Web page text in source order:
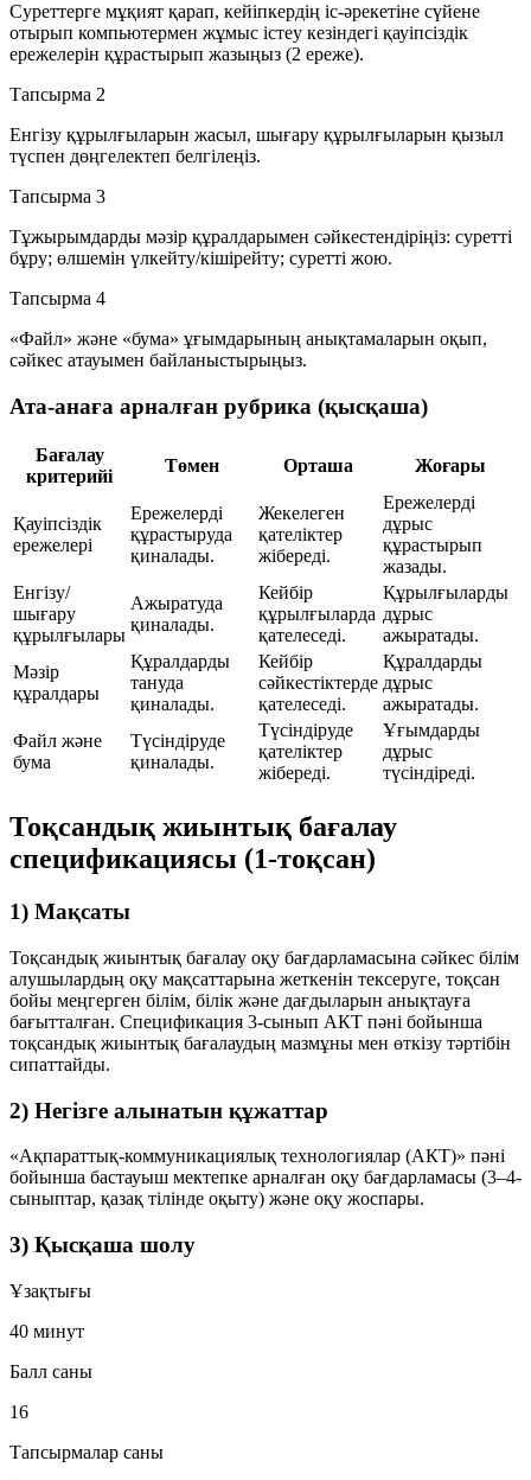
Суреттерге мұқият қарап, кейіпкердің іс-әрекетіне сүйене
отырып компьютермен жұмыс істеу кезіндегі қауіпсіздік
ережелерін құрастырып жазыңыз (2 ереже).
Тапсырма 2
Енгізу құрылғыларын жасыл, шығару құрылғыларын қызыл
түспен дөңгелектеп белгілеңіз.
Тапсырма 3
Тұжырымдарды мәзір құралдарымен сәйкестендіріңіз: суретті
бұру; өлшемін үлкейту/кішірейту; суретті жою.
Тапсырма 4
«Файл» және «бума» ұғымдарының анықтамаларын оқып,
сәйкес атауымен байланыстырыңыз.
Ата-анаға арналған рубрика (қысқаша)
Бағалау
критерийі
Төмен Орташа Жоғары
Қауіпсіздік
ережелері
Ережелерді
құрастыруда
қиналады.
Жекелеген
қателіктер
жібереді.
Ережелерді
дұрыс
құрастырып
жазады.
Енгізу/
шығару
құрылғылары
Ажыратуда
қиналады.
Кейбір
құрылғыларда
қателеседі.
Құрылғыларды
дұрыс
ажыратады.
Мәзір
құралдары
Құралдарды
тануда
қиналады.
Кейбір
сәйкестіктерде
қателеседі.
Құралдарды
дұрыс
ажыратады.
Файл және
бума
Түсіндіруде
қиналады.
Түсіндіруде
қателіктер
жібереді.
Ұғымдарды
дұрыс
түсіндіреді.
Тоқсандық жиынтық бағалау
спецификациясы (1-тоқсан)
1) Мақсаты
Тоқсандық жиынтық бағалау оқу бағдарламасына сәйкес білім
алушылардың оқу мақсаттарына жеткенін тексеруге, тоқсан
бойы меңгерген білім, білік және дағдыларын анықтауға
бағытталған. Спецификация 3-сынып АКТ пәні бойынша
тоқсандық жиынтық бағалаудың мазмұны мен өткізу тәртібін
сипаттайды.
2) Негізге алынатын құжаттар
«Ақпараттық-коммуникациялық технологиялар (АКТ)» пәні
бойынша бастауыш мектепке арналған оқу бағдарламасы (3–4-
сыныптар, қазақ тілінде оқыту) және оқу жоспары.
3) Қысқаша шолу
Ұзақтығы
40 минут
Балл саны
16
Тапсырмалар саны